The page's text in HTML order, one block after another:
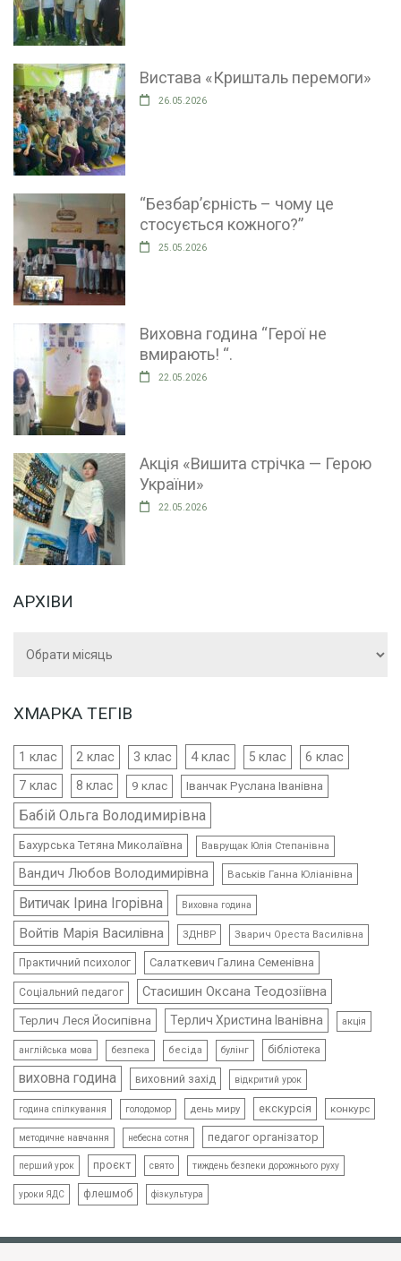
Вистава «Кришталь перемоги»
26.05.2026
“Безбар’єрність – чому це
стосується кожного?”
25.05.2026
Виховна година “Герої не
вмирають! “.
22.05.2026
Акція «Вишита стрічка — Герою
України»
22.05.2026
АРХІВИ
ХМАРКА ТЕГІВ
1 клас 2 клас 3 клас 4 клас 5 клас 6 клас
7 клас 8 клас 9 клас Іванчак Руслана Іванівна
Бабій Ольга Володимирівна
Бахурська Тетяна Миколаївна Ваврущак Юлія Степанівна
Вандич Любов Володимирівна Васьків Ганна Юліанівна
Витичак Ірина Ігорівна Виховна година
Войтів Марія Василівна ЗДНВР Зварич Ореста Василівна
Практичний психолог Салаткевич Галина Семенівна
Соціальний педагог Стасишин Оксана Теодозіївна
Терлич Леся Йосипівна Терлич Христина Іванівна акція
англійська мова безпека бесіда булінг бібліотека
виховна година виховний захід відкритий урок
година спілкування голодомор день миру екскурсія конкурс
методичне навчання небесна сотня педагог організатор
перший урок проєкт свято тиждень безпеки дорожнього руху
уроки ЯДС флешмоб фізкультура